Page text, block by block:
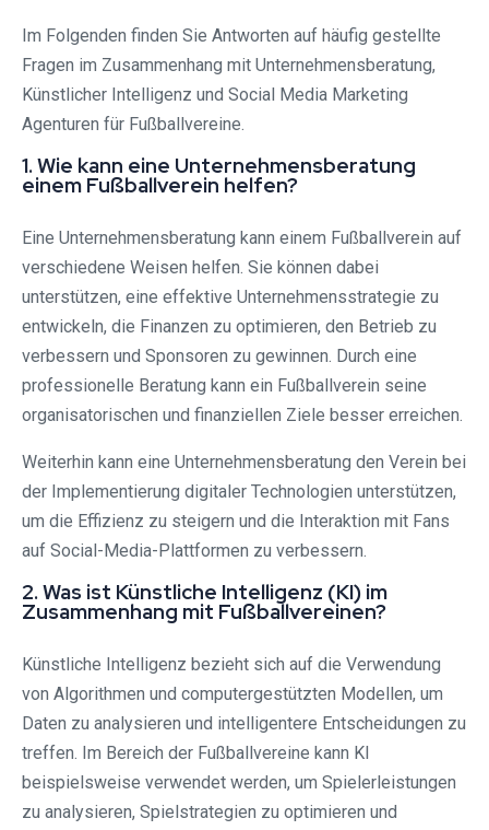
Im Folgenden finden Sie Antworten auf häufig gestellte
Fragen im Zusammenhang mit Unternehmensberatung,
Künstlicher Intelligenz und Social Media Marketing
Agenturen für Fußballvereine.
1. Wie kann eine Unternehmensberatung
einem Fußballverein helfen?
Eine Unternehmensberatung kann einem Fußballverein auf
verschiedene Weisen helfen. Sie können dabei
unterstützen, eine effektive Unternehmensstrategie zu
entwickeln, die Finanzen zu optimieren, den Betrieb zu
verbessern und Sponsoren zu gewinnen. Durch eine
professionelle Beratung kann ein Fußballverein seine
organisatorischen und finanziellen Ziele besser erreichen.
Weiterhin kann eine Unternehmensberatung den Verein bei
der Implementierung digitaler Technologien unterstützen,
um die Effizienz zu steigern und die Interaktion mit Fans
auf Social-Media-Plattformen zu verbessern.
2. Was ist Künstliche Intelligenz (KI) im
Zusammenhang mit Fußballvereinen?
Künstliche Intelligenz bezieht sich auf die Verwendung
von Algorithmen und computergestützten Modellen, um
Daten zu analysieren und intelligentere Entscheidungen zu
treffen. Im Bereich der Fußballvereine kann KI
beispielsweise verwendet werden, um Spielerleistungen
zu analysieren, Spielstrategien zu optimieren und